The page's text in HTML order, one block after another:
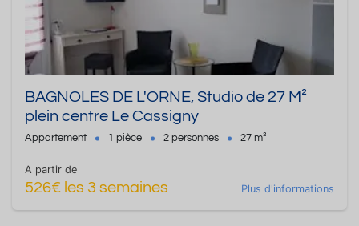
BAGNOLES DE L'ORNE, Studio de 27 M²
plein centre Le Cassigny
Appartement 1 pièce 2 personnes 27 m²
A partir de
526€ les 3 semaines Plus d'informations